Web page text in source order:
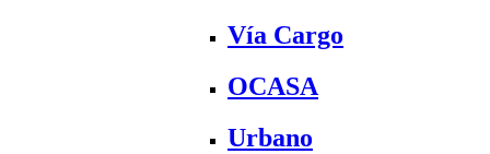
Vía Cargo
OCASA
Urbano